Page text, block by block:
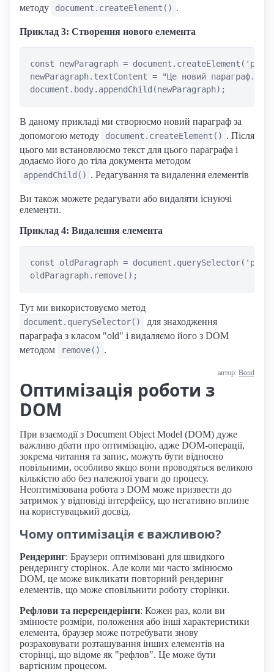
методу
document.createElement() .
Приклад 3: Створення нового елемента
const newParagraph = document.createElement('p');
newParagraph.textContent = "Це новий параграф.";
В даному прикладі ми створюємо новий параграф за
допомогою методу
document.createElement() . Після
цього ми встановлюємо текст для цього параграфа і
додаємо його до тіла документа методом
appendChild() . Редагування та видалення елементів
Ви також можете редагувати або видаляти існуючі
елементи.
Приклад 4: Видалення елемента
const oldParagraph =
Тут ми використовуємо метод
document.querySelector()
для знаходження
параграфа з класом "old" і видаляємо його з DOM
методом
remove() .
автор: Bond
Оптимізація роботи з
DOM
При взаємодії з Document Object Model (DOM) дуже
важливо дбати про оптимізацію, адже DOM-операції,
зокрема читання та запис, можуть бути відносно
повільними, особливо якщо вони проводяться великою
кількістю або без належної уваги до процесу.
Неоптимізована робота з DOM може призвести до
затримок у відповіді інтерфейсу, що негативно вплине
на користувацький досвід.
Чому оптимізація є важливою?
Рендеринг: Браузери оптимізовані для швидкого
рендерингу сторінок. Але коли ми часто змінюємо
DOM, це може викликати повторний рендеринг
елементів, що може сповільнити роботу сторінки.
Рефлови та перерендерінги: Кожен раз, коли ви
змінюєте розміри, положення або інші характеристики
елемента, браузер може потребувати знову
розраховувати розташування інших елементів на
сторінці, що відоме як "рефлов". Це може бути
вартісним процесом.